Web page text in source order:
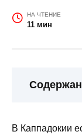
НА ЧТЕНИЕ
11 мин
В Каппадокии